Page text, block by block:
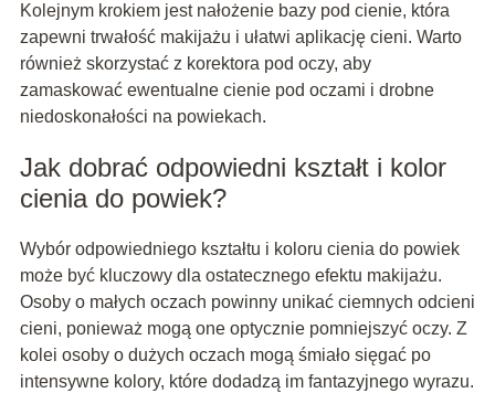
Kolejnym krokiem jest nałożenie bazy pod cienie, która
zapewni trwałość makijażu i ułatwi aplikację cieni. Warto
również skorzystać z korektora pod oczy, aby
zamaskować ewentualne cienie pod oczami i drobne
niedoskonałości na powiekach.
Jak dobrać odpowiedni kształt i kolor
cienia do powiek?
Wybór odpowiedniego kształtu i koloru cienia do powiek
może być kluczowy dla ostatecznego efektu makijażu.
Osoby o małych oczach powinny unikać ciemnych odcieni
cieni, ponieważ mogą one optycznie pomniejszyć oczy. Z
kolei osoby o dużych oczach mogą śmiało sięgać po
intensywne kolory, które dodadzą im fantazyjnego wyrazu.